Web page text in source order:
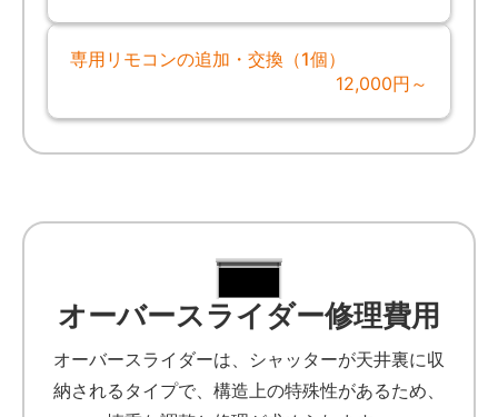
専用リモコンの追加・交換（1個）
12,000円～
オーバースライダー修理費用
オーバースライダーは、シャッターが天井裏に収
納されるタイプで、構造上の特殊性があるため、